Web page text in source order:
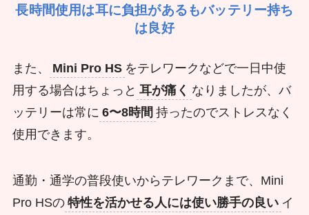
長時間使用は耳に負担があるもバッテリー持ち
は良好
また、 Mini Pro HS をテレワークなどで一日中使
用する場合はちょっと 耳が痛く なりましたが、バ
ッテリーは常に 6〜8時間 持ったのでストレスなく
使用できます。
通勤・通学の普段使いからテレワークまで、Mini
Pro HSの 特性を活かせる人には使い勝手の良い イ